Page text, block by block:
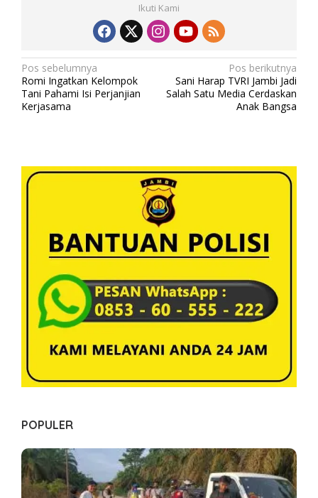
Ikuti Kami
N
a
v
a
s
Pos sebelumnya
Romi Ingatkan Kelompok
Tani Pahami Isi Perjanjian
Kerjasama
Pos berikutnya
Sani Harap TVRI Jambi Jadi
Salah Satu Media Cerdaskan
Anak Bangsa
POPULER